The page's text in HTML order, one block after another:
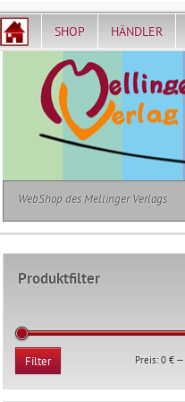
SHOP HÄNDLER
WebShop des Mellinger Verlags
Produktfilter
Filter Preis:0 € —